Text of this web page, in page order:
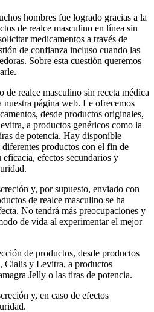
hombres fue logrado gracias a la
de realce masculino en línea sin
medicamentos a través de
de confianza incluso cuando las
Sobre esta cuestión queremos
de realce masculino sin receta médica
nuestra página web. Le ofrecemos
desde productos originales,
a productos genéricos como la
de potencia. Hay disponible
productos con el fin de
eficacia, efectos secundarios y
y, por supuesto, enviado con
de realce masculino se ha
No tendrá más preocupaciones y
de vida al experimentar el mejor
de productos, desde productos
Cialis y Levitra, a productos
Jelly o las tiras de potencia.
y, en caso de efectos